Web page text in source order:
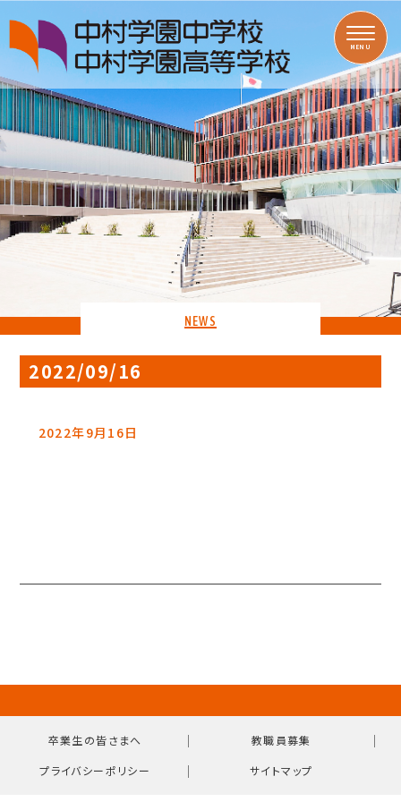
MENU
NEWS
2022/09/16
2022年9月16日
卒業生の皆さまへ ｜ 教職員募集 ｜
プライバシーポリシー ｜ サイトマップ